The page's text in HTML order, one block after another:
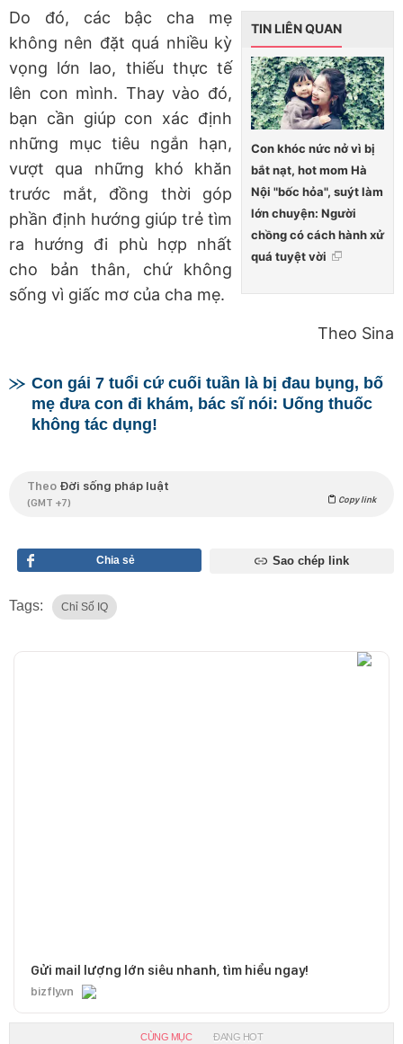
TIN LIÊN QUAN
Con khóc nức nở vì bị
bắt nạt, hot mom Hà
Nội "bốc hỏa", suýt làm
lớn chuyện: Người
chồng có cách hành xử
quá tuyệt vời
Do đó, các bậc cha mẹ
không nên đặt quá nhiều kỳ
vọng lớn lao, thiếu thực tế
lên con mình. Thay vào đó,
bạn cần giúp con xác định
những mục tiêu ngắn hạn,
vượt qua những khó khăn
trước mắt, đồng thời góp
phần định hướng giúp trẻ tìm
ra hướng đi phù hợp nhất
cho bản thân, chứ không
sống vì giấc mơ của cha mẹ.
Theo Sina
Con gái 7 tuổi cứ cuối tuần là bị đau bụng, bố
mẹ đưa con đi khám, bác sĩ nói: Uống thuốc
không tác dụng!
Theo Đời sống pháp luật
(GMT +7) Copy link
Chia sẻ Sao chép link
Tags: Chỉ Số IQ
Gửi mail lượng lớn siêu nhanh, tìm hiểu ngay!
bizfly.vn
CÙNG MỤC ĐANG HOT